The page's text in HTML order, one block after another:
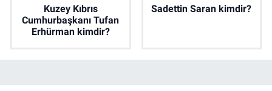
Kuzey Kıbrıs
Cumhurbaşkanı Tufan
Erhürman kimdir?
Sadettin Saran kimdir?